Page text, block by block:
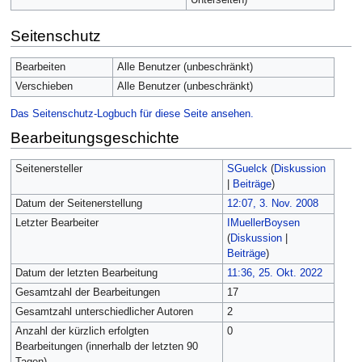
Seitenschutz
Bearbeiten
Alle Benutzer (unbeschränkt)
Verschieben
Alle Benutzer (unbeschränkt)
Das Seitenschutz-Logbuch für diese Seite ansehen.
Bearbeitungsgeschichte
Seitenersteller SGuelck (Diskussion
Beiträge)
Datum der Seitenerstellung
12:07, 3. Nov. 2008
Letzter Bearbeiter
IMuellerBoysen
(Diskussion|
Beiträge)
Datum der letzten Bearbeitung
11:36, 25. Okt. 2022
Gesamtzahl der Bearbeitungen
17
Gesamtzahl unterschiedlicher Autoren
2
Anzahl der kürzlich erfolgten
Bearbeitungen (innerhalb der letzten 90
0